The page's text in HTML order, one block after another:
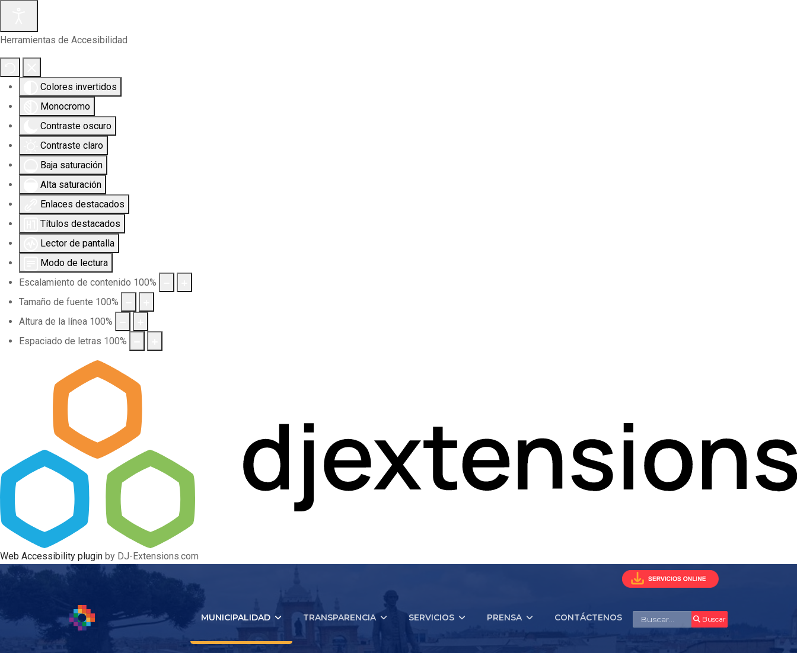
Herramientas de Accesibilidad
Colores invertidos
Monocromo
Contraste oscuro
Contraste claro
Baja saturación
Alta saturación
Enlaces destacados
Títulos destacados
Lector de pantalla
Modo de lectura
Escalamiento de contenido 100%
Tamaño de fuente 100%
Altura de la línea 100%
Espaciado de letras 100%
Web Accessibility plugin by DJ-Extensions.com
MUNICIPALIDAD TRANSPARENCIA SERVICIOS PRENSA CONTÁCTENOS Buscar Buscar